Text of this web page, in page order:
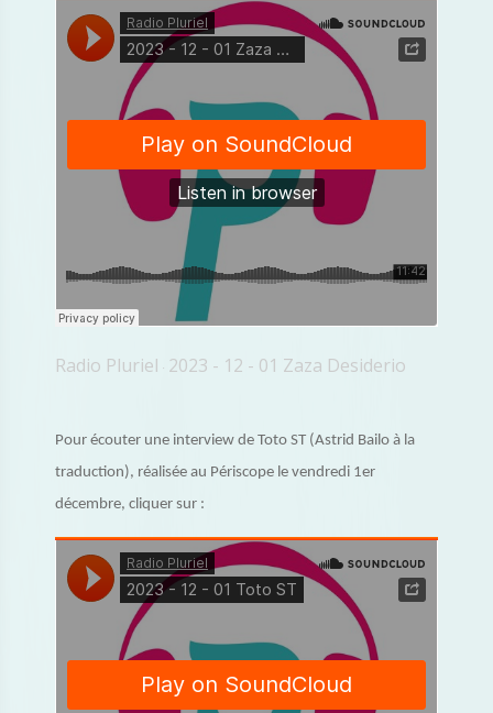
Radio Pluriel · 2023 - 12 - 01 Zaza Desiderio
Pour écouter une interview de Toto ST (Astrid Bailo à la
traduction), réalisée au Périscope le vendredi 1er
décembre, cliquer sur :